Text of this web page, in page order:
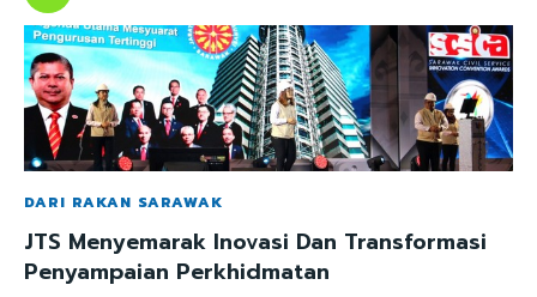
DARI RAKAN SARAWAK
JTS Menyemarak Inovasi Dan Transformasi
Penyampaian Perkhidmatan